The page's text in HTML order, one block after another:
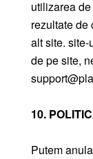
utilizarea
rezultate de
alt site.
de pe site,
10.
Putem